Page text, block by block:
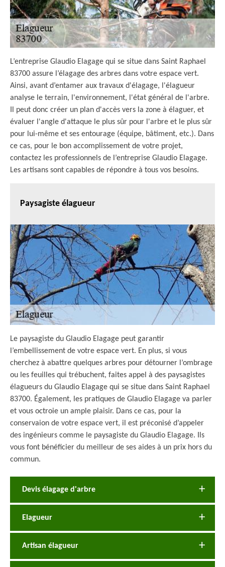
L’entreprise Glaudio Elagage qui se situe dans Saint Raphael
83700 assure l’élagage des arbres dans votre espace vert.
Ainsi, avant d’entamer aux travaux d'élagage, l'élagueur
analyse le terrain, l'environnement, l'état général de l'arbre.
Il peut donc créer un plan d'accès vers la zone à élaguer, et
évaluer l'angle d'attaque le plus sûr pour l'arbre et le plus sûr
pour lui-même et ses entourage (équipe, bâtiment, etc.). Dans
ce cas, pour le bon accomplissement de votre projet,
contactez les professionnels de l’entreprise Glaudio Elagage.
Les artisans sont capables de répondre à tous vos besoins.
Paysagiste élagueur
Le paysagiste du Glaudio Elagage peut garantir
l’embellissement de votre espace vert. En plus, si vous
cherchez à abattre quelques arbres pour détourner l’ombrage
ou les feuilles qui trébuchent, faites appel à des paysagistes
élagueurs du Glaudio Elagage qui se situe dans Saint Raphael
83700. Également, les pratiques de Glaudio Elagage va parler
et vous octroie un ample plaisir. Dans ce cas, pour la
conservaion de votre espace vert, il est préconisé d’appeler
des ingénieurs comme le paysagiste du Glaudio Elagage. Ils
vous font bénéficier du meilleur de ses aides à un prix hors du
commun.
Devis élagage d'arbre
Elagueur
Artisan élagueur